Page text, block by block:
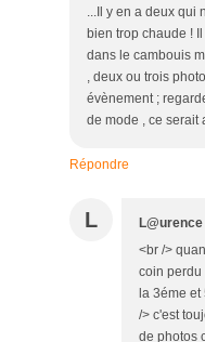
...Il y en a deux qui
bien trop chaude !
dans le cambouis
, deux ou trois
évènement ;
de mode , ce serait
Répondre
L
<br />
coin perdu
la 3éme
/> c'est
de photos